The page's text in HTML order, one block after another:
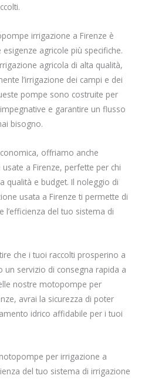
irrigazione a Firenze è
agricole più specifiche.
agricola di alta qualità,
l’irrigazione dei campi e dei
pompe sono costruite per
e garantire un flusso
bisogno.
offriamo anche
a Firenze, perfette per chi
qualità e budget. Il noleggio di
usata a Firenze ti permette di
l’efficienza del tuo sistema di
che i tuoi raccolti prosperino a
servizio di consegna rapida a
nostre motopompe per
avrai la sicurezza di poter
idrico affidabile per i tuoi
per irrigazione a
del tuo sistema di irrigazione